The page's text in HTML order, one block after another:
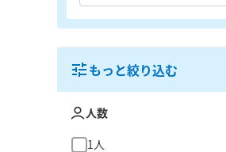
もっと絞り込む
人数
1人